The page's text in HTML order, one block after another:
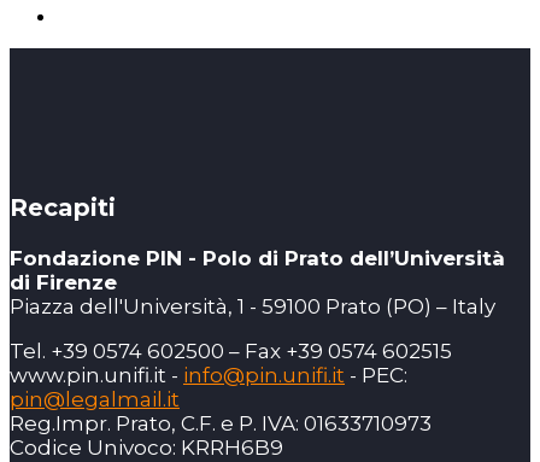
Recapiti
Fondazione PIN - Polo di Prato dell’Università
di Firenze
Piazza dell'Università, 1 - 59100 Prato (PO) – Italy
Tel. +39 0574 602500 – Fax +39 0574 602515
www.pin.unifi.it - info@pin.unifi.it - PEC:
pin@legalmail.it
Reg.Impr. Prato, C.F. e P. IVA: 01633710973
Codice Univoco: KRRH6B9